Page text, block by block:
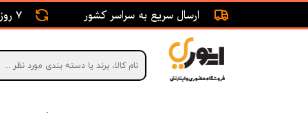
ارسال سریع به سراسر کشور 7 روز ضمانت بازگشت